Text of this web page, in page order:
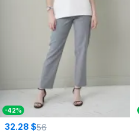
-42%
32.28 $56